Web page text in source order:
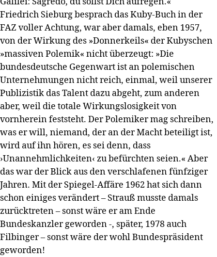
Friedrich Sieburg besprach das Kuby-Buch in der
FAZ voller Achtung, war aber damals, eben 1957,
von der Wirkung des »Donnerkeils« der Kubyschen
»massiven Polemik« nicht überzeugt: »Die
bundesdeutsche Gegenwart ist an polemischen
Unternehmungen nicht reich, einmal, weil unserer
Publizistik das Talent dazu abgeht, zum anderen
aber, weil die totale Wirkungslosigkeit von
vornherein feststeht. Der Polemiker mag schreiben,
was er will, niemand, der an der Macht beteiligt ist,
wird auf ihn hören, es sei denn, dass
›Unannehmlichkeiten‹ zu befürchten seien.« Aber
das war der Blick aus den verschlafenen fünfziger
Jahren. Mit der Spiegel-Affäre 1962 hat sich dann
schon einiges verändert – Strauß musste damals
zurücktreten – sonst wäre er am Ende
Bundeskanzler geworden -, später, 1978 auch
Filbinger – sonst wäre der wohl Bundespräsident
geworden!